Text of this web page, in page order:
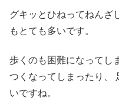
グキッとひねってねんざ
もとても多いです。
歩くのも困難になってし
つくなってしまったり、
いですね。